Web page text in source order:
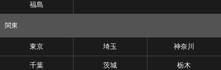
福島
関東
東京 埼玉 神奈川
千葉 茨城 栃木